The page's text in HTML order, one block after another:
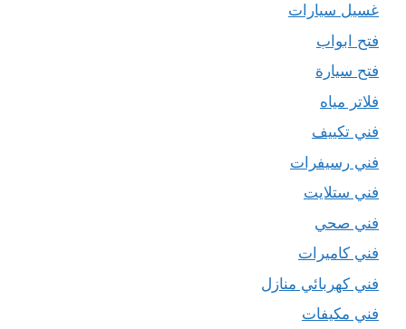
غسيل سيارات
فتح ابواب
فتح سيارة
فلاتر مياه
فني تكييف
فني رسيفرات
فني ستلايت
فني صحي
فني كاميرات
فني كهربائي منازل
فني مكيفات